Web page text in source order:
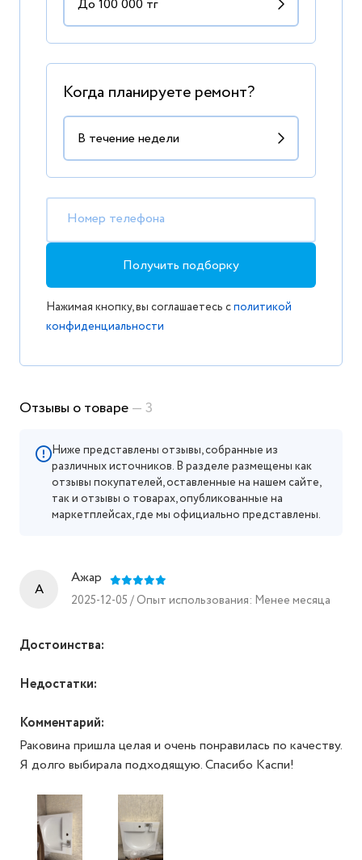
Когда планируете ремонт?
Номер телефона
Получить подборку
Нажимая кнопку, вы соглашаетесь сполитикой
конфиденциальности
Отзывы о товаре— 3
Ниже представлены отзывы, собранные из
различных источников. В разделе размещены как
отзывы покупателей, оставленные на нашем сайте,
так и отзывы о товарах, опубликованные на
маркетплейсах, где мы официально представлены.
A
Ажар
2025-12-05 / Опыт использования: Менее месяца
Достоинства:
Недостатки:
Комментарий:
Раковина пришла целая и очень понравилась по качеству.
Я долго выбирала подходящую. Спасибо Каспи!